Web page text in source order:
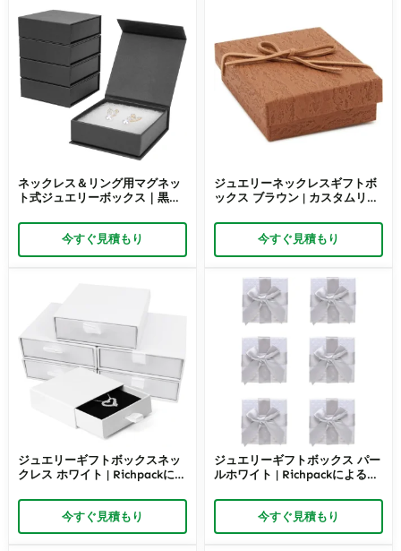
ネックレス＆リング用マグネッ
ト式ジュエリーボックス｜黒色
Richpack
今すぐ見積もり
ジュエリーネックレスギフトボ
ックス ブラウン | カスタムリボ
今すぐ見積もり
ジュエリーギフトボックスネッ
クレス ホワイト | Richpackによ
今すぐ見積もり
ジュエリーギフトボックス パー
ルホワイト | Richpackによるカ
今すぐ見積もり